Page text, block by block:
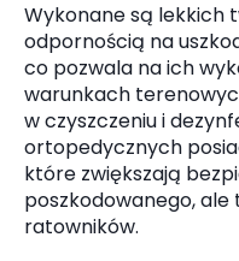
Wykonane są lekkich
odpornością na
co pozwala na ich
warunkach
w czyszczeniu i
ortopedycznych
które zwiększają
poszkodowanego,
ratowników.